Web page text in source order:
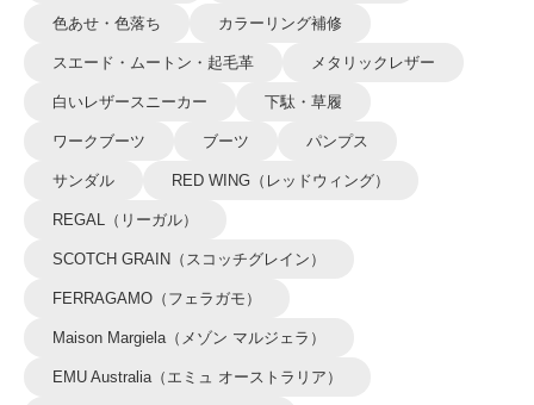
色あせ・色落ち カラーリング補修
スエード・ムートン・起毛革 メタリックレザー
白いレザースニーカー 下駄・草履
ワークブーツ ブーツ パンプス
サンダル RED WING（レッドウィング）
REGAL（リーガル）
SCOTCH GRAIN（スコッチグレイン）
FERRAGAMO（フェラガモ）
Maison Margiela（メゾン マルジェラ）
EMU Australia（エミュ オーストラリア）